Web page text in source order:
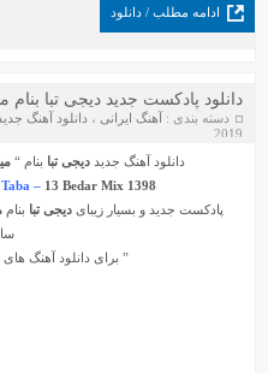
ادامه مطلب / دانلود
دانلود پادکست جدید دیجی تبا بنام میکس 13
دسته بندی :آهنگ ایرانی ، دانلود آهنگ جدید
2019
دانلود آهنگ جدید دیجی تبا بنام “
– 13 Bedar Mix 1398
پادکست جدید و بسیار زیبایدیجی تبا بنام
” برای دانلود آهنگ های